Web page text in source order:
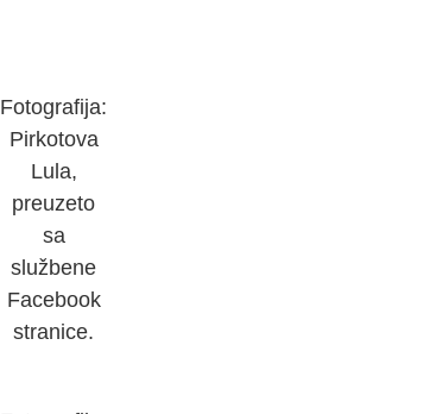
Fotografija:
Pirkotova
Lula,
preuzeto
sa
službene
Facebook
stranice.